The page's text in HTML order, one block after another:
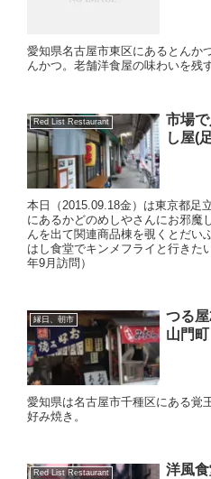
愛知県名古屋市東区にあるとんか
んかつ。老舗洋食屋の味わいを残
Red List Restaurant
市場
し屋(
本日（2015.09.18金）は東京都足
にあるかどのめしやさんにお邪魔
んを出て関連商品棟を覗くとだい
はし食堂でキンメフライと行きた
年9月訪問）
縁日、朝市
つる
山門町
愛知県は名古屋市千種区にある覚
好み焼き。
Red List Restaurant
洋風